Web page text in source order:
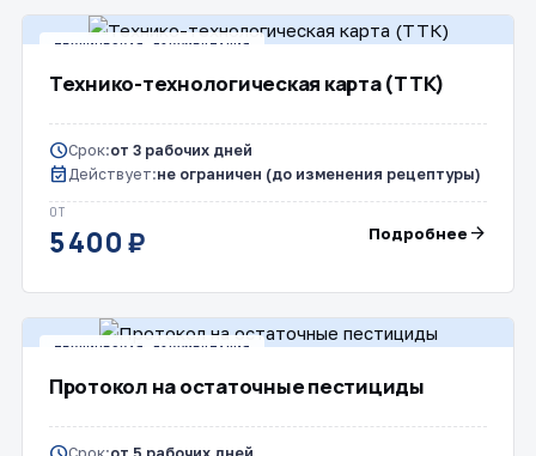
ТЕХНИЧЕСКАЯ ДОКУМЕНТАЦИЯ
Технико-технологическая карта (ТТК)
scheduleСрок:от 3 рабочих дней
event_availableДействует:не ограничен (до изменения рецептуры)
ОТ
5 400 ₽ Подробнее arrow_forward
ТЕХНИЧЕСКАЯ ДОКУМЕНТАЦИЯ
Протокол на остаточные пестициды